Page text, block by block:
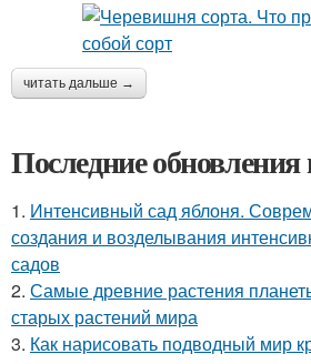
читать дальше →
Последние обновления
1. Интенсивный сад яблоня.
создания и возделывания
садов
2. Самые древние растения
старых растений мира
3. Как нарисовать подводный мир